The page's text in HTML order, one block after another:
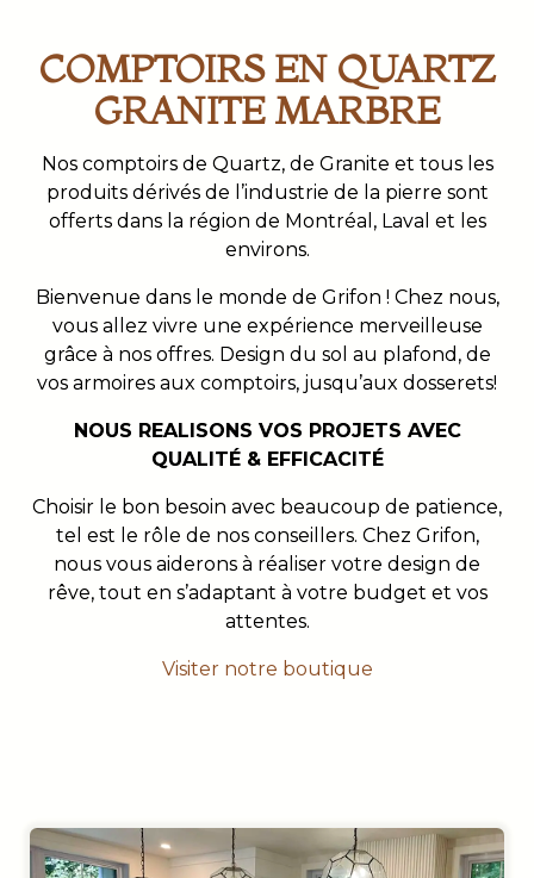
COMPTOIRS EN QUARTZ
GRANITE MARBRE
Nos comptoirs de Quartz, de Granite et tous les
produits dérivés de l’industrie de la pierre sont
offerts dans la région de Montréal, Laval et les
environs.
Bienvenue dans le monde de Grifon ! Chez nous,
vous allez vivre une expérience merveilleuse
grâce à nos offres. Design du sol au plafond, de
vos armoires aux comptoirs, jusqu’aux dosserets!
NOUS REALISONS VOS PROJETS AVEC
QUALITÉ & EFFICACITÉ
Choisir le bon besoin avec beaucoup de patience,
tel est le rôle de nos conseillers. Chez Grifon,
nous vous aiderons à réaliser votre design de
rêve, tout en s’adaptant à votre budget et vos
attentes.
Visiter notre boutique